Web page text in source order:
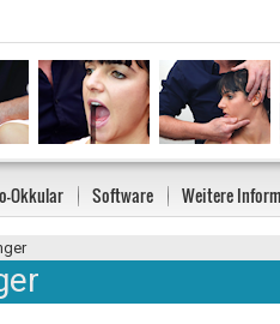
Okkular Software Weitere